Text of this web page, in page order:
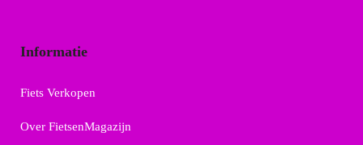
Informatie
Fiets Verkopen
Over FietsenMagazijn